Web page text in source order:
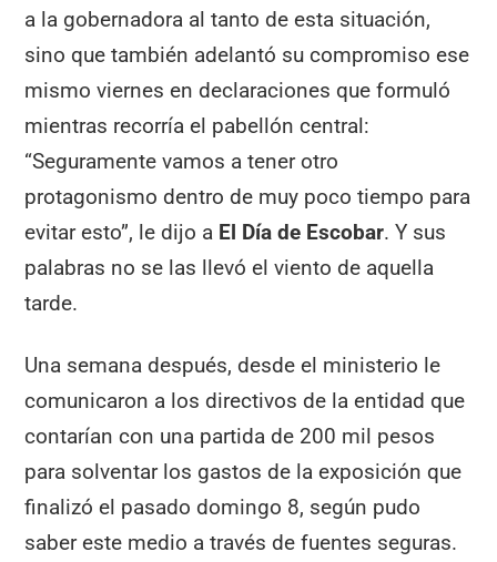
a la gobernadora al tanto de esta situación,
sino que también adelantó su compromiso ese
mismo viernes en declaraciones que formuló
mientras recorría el pabellón central:
“Seguramente vamos a tener otro
protagonismo dentro de muy poco tiempo para
evitar esto”, le dijo a El Día de Escobar. Y sus
palabras no se las llevó el viento de aquella
tarde.
Una semana después, desde el ministerio le
comunicaron a los directivos de la entidad que
contarían con una partida de 200 mil pesos
para solventar los gastos de la exposición que
finalizó el pasado domingo 8, según pudo
saber este medio a través de fuentes seguras.